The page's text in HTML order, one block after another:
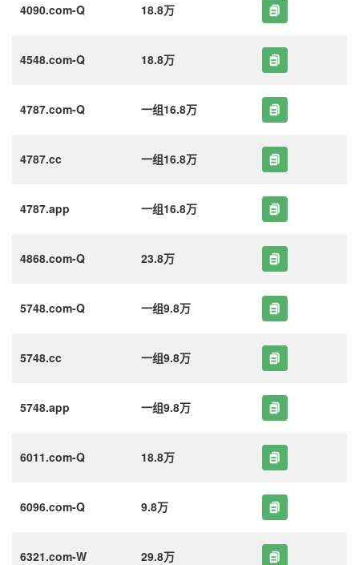
4090.com-Q 18.8万
4548.com-Q 18.8万
4787.com-Q 一组16.8万
4787.cc 一组16.8万
4787.app 一组16.8万
4868.com-Q 23.8万
5748.com-Q 一组9.8万
5748.cc 一组9.8万
5748.app 一组9.8万
6011.com-Q 18.8万
6096.com-Q 9.8万
6321.com-W 29.8万